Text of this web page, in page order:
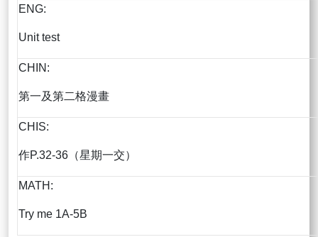
ENG:
Unit test
CHIN:
第一及第二格漫畫
CHIS:
作P.32-36（星期一交）
MATH:
Try me 1A-5B